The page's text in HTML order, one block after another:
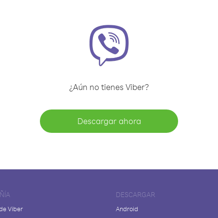
¿Aún no tienes Viber?
Descargar ahora
Viber
DESCARGAR
Android